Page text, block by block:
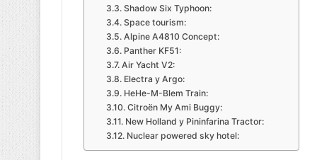
Shadow Six Typhoon:
Space tourism:
Alpine A4810 Concept:
Panther KF51:
Air Yacht V2:
Electra y Argo:
HeHe-M-Blem Train:
Citroën My Ami Buggy:
New Holland y Pininfarina Tractor:
Nuclear powered sky hotel: